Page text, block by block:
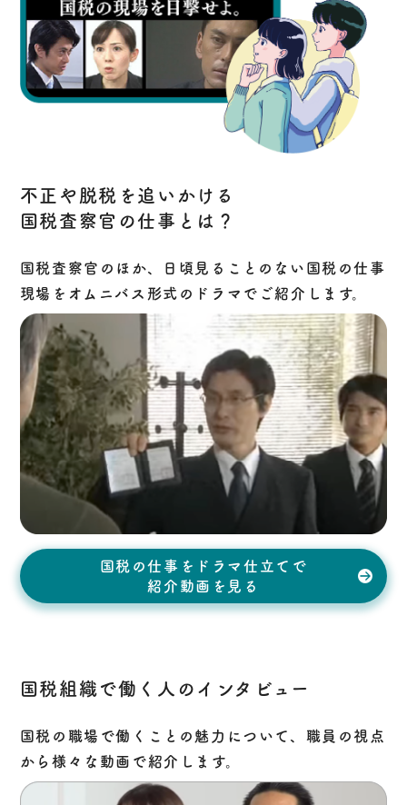
不正や脱税を追いかける
国税査察官の仕事とは？
国税査察官のほか、日頃見ることのない国税の仕事
現場をオムニバス形式のドラマでご紹介します。
国税の仕事をドラマ仕立てで
紹介動画を見る
国税組織で働く人の インタビュー
国税の職場で働くことの魅力について、職員の視点
から様々な動画で紹介します。